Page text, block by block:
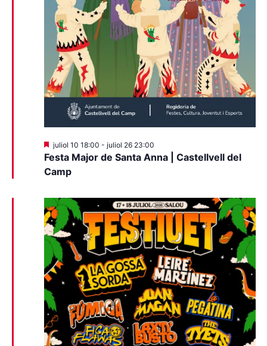
Festa Major de Santa Anna | Castellvell del
Camp
Destacats
juliol 10 18:00 - juliol 26 23:00